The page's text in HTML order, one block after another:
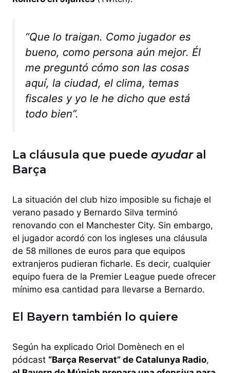
“Que lo traigan. Como jugador es
bueno, como persona aún mejor. Él
me preguntó cómo son las cosas
aquí, la ciudad, el clima, temas
fiscales y yo le he dicho que está
todo bien”.
La cláusula que puede ayudaral
Barça
La situación del club hizo imposible su fichaje el
verano pasado y Bernardo Silva terminó
renovando con el Manchester City. Sin embargo,
el jugador acordó con los ingleses una cláusula
de 58 millones de euros para que equipos
extranjeros pudieran ficharle. Es decir, cualquier
equipo fuera de la Premier League puede ofrecer
mínimo esa cantidad para llevarse a Bernardo.
El Bayern también lo quiere
Según ha explicado Oriol Domènech en el
pódcast “Barça Reservat” de Catalunya Radio,